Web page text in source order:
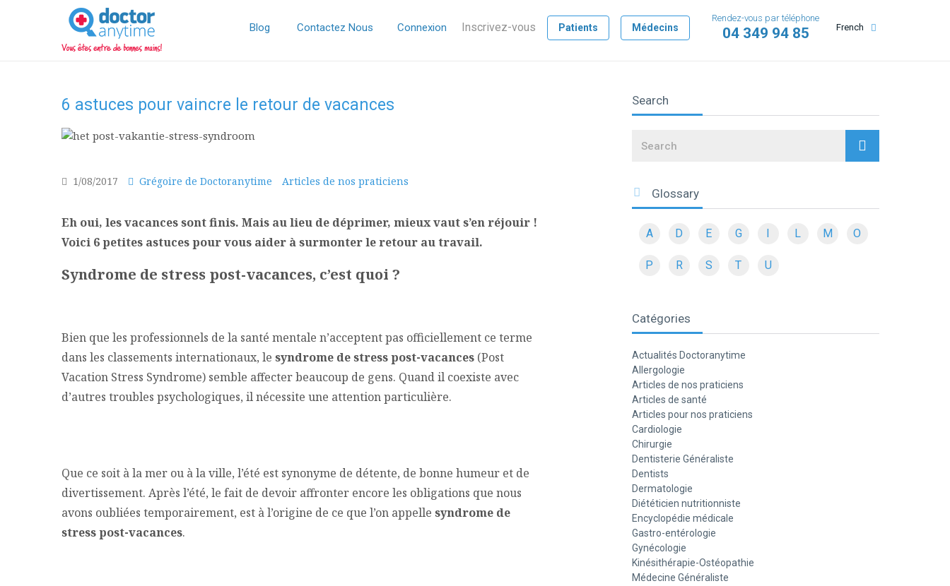
DoctorAnyTime
You
are
in
good
Blog Contactez Nous Connexion Inscrivez-vous Patients Médecins French
Rendez-vous par téléphone
04 349 94 85
6 astuces pour vaincre le retour de vacances
1/08/2017 Grégoire de Doctoranytime Articles de nos praticiens
Eh oui, les vacances sont finis. Mais au lieu de déprimer, mieux vaut s’en réjouir !
Voici 6 petites astuces pour vous aider à surmonter le retour au travail.
Syndrome de stress post-vacances, c’est quoi ?
Bien que les professionnels de la santé mentale n’acceptent pas officiellement ce terme
dans les classements internationaux, le syndrome de stress post-vacances (Post
Vacation Stress Syndrome) semble affecter beaucoup de gens. Quand il coexiste avec
d’autres troubles psychologiques, il nécessite une attention particulière.
Que ce soit à la mer ou à la ville, l’été est synonyme de détente, de bonne humeur et de
divertissement. Après l’été, le fait de devoir affronter encore les obligations que nous
avons oubliées temporairement, est à l’origine de ce que l’on appelle syndrome de
stress post-vacances.
Search
Search
Glossary
A D E G I L M O
P R S T U
Catégories
Actualités Doctoranytime
Allergologie
Articles de nos praticiens
Articles de santé
Articles pour nos praticiens
Cardiologie
Chirurgie
Dentisterie Généraliste
Dentists
Dermatologie
Diététicien nutritionniste
Encyclopédie médicale
Gastro-entérologie
Gynécologie
Kinésithérapie-Ostéopathie
Médecine Généraliste